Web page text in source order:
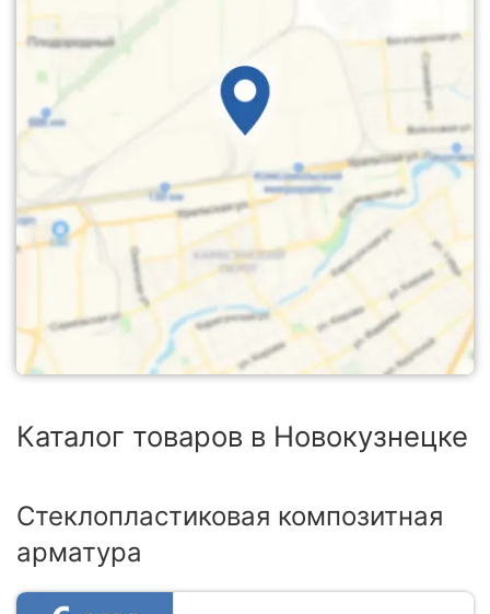
Каталог товаров в Новокузнецке
Стеклопластиковая композитная
арматура